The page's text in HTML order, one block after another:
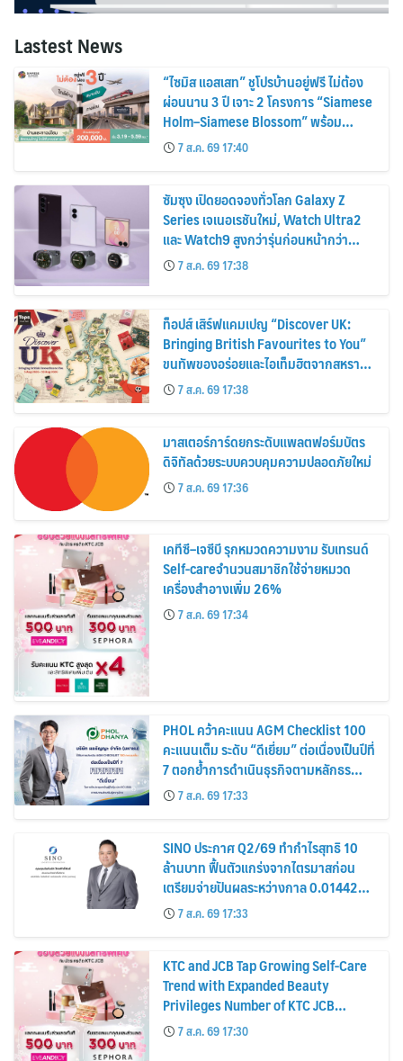
Lastest News
“ไซมิส แอสเสท” ชูโปรบ้านอยู่ฟรี ไม่ต้อง
ผ่อนนาน 3 ปี เจาะ 2 โครงการ “Siamese
Holm–Siamese Blossom” พร้อม
ส่วนลดและสิทธิพิเศษถึง 31 สิงหาคม
2569
7 ส.ค. 69 17:40
ซัมซุง เปิดยอดจองทั่วโลก Galaxy Z
Series เจเนอเรชันใหม่, Watch Ultra2
และ Watch9 สูงกว่ารุ่นก่อนหน้ากว่า
30%7 ส.ค. 69 17:38
ท็อปส์ เสิร์ฟแคมเปญ “Discover UK:
Bringing British Favourites to You”
ขนทัพของอร่อยและไอเท็มฮิตจากสหราช
อาณาจักร ส่งตรงถึงมือตั้งแต่วันนี้ – 18
สิงหาคมนี้
7 ส.ค. 69 17:38
มาสเตอร์การ์ดยกระดับแพลตฟอร์มบัตร
ดิจิทัลด้วยระบบควบคุมความปลอดภัยใหม่
7 ส.ค. 69 17:36
เคทีซี–เจซีบี รุกหมวดความงาม รับเทรนด์
Self-careจำนวนสมาชิกใช้จ่ายหมวด
เครื่องสำอางเพิ่ม 26%
7 ส.ค. 69 17:34
PHOL คว้าคะแนน AGM Checklist 100
คะแนนเต็ม ระดับ “ดีเยี่ยม” ต่อเนื่องเป็นปีที่
7 ตอกย้ำการดำเนินธุรกิจตามหลักธร
รมาภิบาล โปร่งใส สร้างความเชื่อมั่นผู้ถือ
หุ้น
7 ส.ค. 69 17:33
SINO ประกาศ Q2/69 ทำกำไรสุทธิ 10
ล้านบาท ฟื้นตัวแกร่งจากไตรมาสก่อน
เตรียมจ่ายปันผลระหว่างกาล 0.014423
บาทต่อหุ้น ครึ่งปีหลังมุ่งเติบโตต่อเนื่อง
7 ส.ค. 69 17:33
KTC and JCB Tap Growing Self-Care
Trend with Expanded Beauty
Privileges Number of KTC JCB
Cardmembers Spending on
Cosmetics Rises 26%
7 ส.ค. 69 17:30